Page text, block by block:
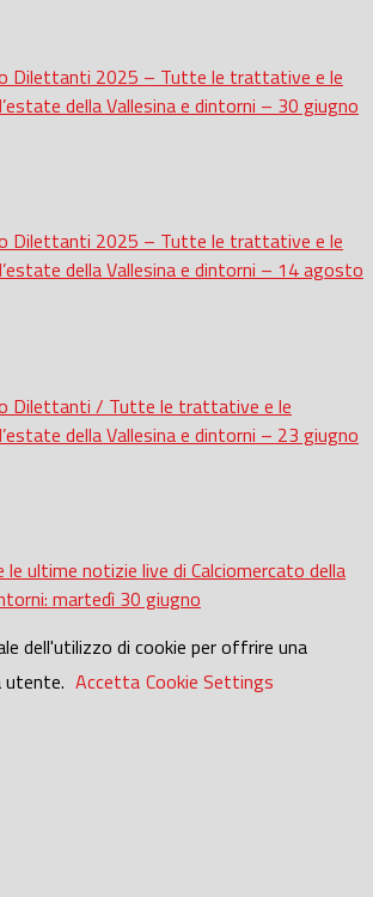
Dilettanti 2025 – Tutte le trattative e le
della Vallesina e dintorni – 30 giugno
Dilettanti 2025 – Tutte le trattative e le
della Vallesina e dintorni – 14 agosto
Dilettanti / Tutte le trattative e le
della Vallesina e dintorni – 23 giugno
ultime notizie live di Calciomercato della
martedì 30 giugno
dell'utilizzo di cookie per offrire una
utente. Accetta Cookie Settings